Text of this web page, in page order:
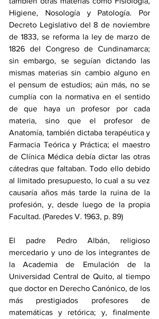
Higiene, Nosología y Patología. Por
Decreto Legislativo del 8 de noviembre
de 1833, se reforma la ley de marzo de
1826 del Congreso de Cundinamarca;
sin embargo, se seguían dictando las
mismas materias sin cambio alguno en
el pensum de estudios; aún más, no se
cumplía con la normativa en el sentido
de que haya un profesor por cada
materia, sino que el profesor de
Anatomía, también dictaba terapéutica y
Farmacia Teórica y Práctica; el maestro
de Clínica Médica debía dictar las otras
cátedras que faltaban. Todo ello debido
al limitado presupuesto, lo cual a su vez
causaría años más tarde la ruina de la
profesión, y, desde luego de la propia
Facultad. (Paredes V. 1963, p. 89)
El padre Pedro Albán, religioso
mercedario y uno de los integrantes de
la Academia de Emulación de la
Universidad Central de Quito, al tiempo
que doctor en Derecho Canónico, de los
más prestigiados profesores de
matemáticas y retórica; y, finalmente